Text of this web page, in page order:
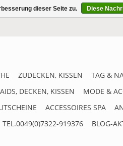
ZUDECKEN, KISSEN TAG &
DECKEN, KISSEN MODE &
ACCESSOIRES SPA
TEL.0049(0)7322-919376 BLOG-
dieser Seite zu. Diese